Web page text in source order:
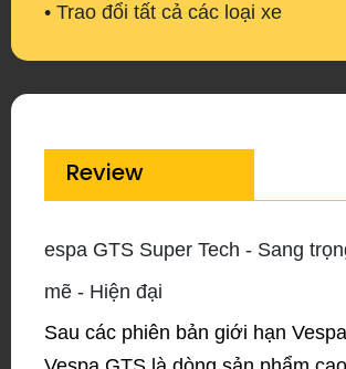
• Trao đổi tất cả các loại xe
Review
espa GTS Super Tech - Sang
mẽ - Hiện đại
Sau các phiên bản giới hạn